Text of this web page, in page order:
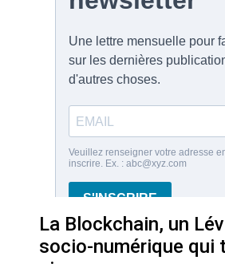
La Blockchain, un
socio-numérique qui